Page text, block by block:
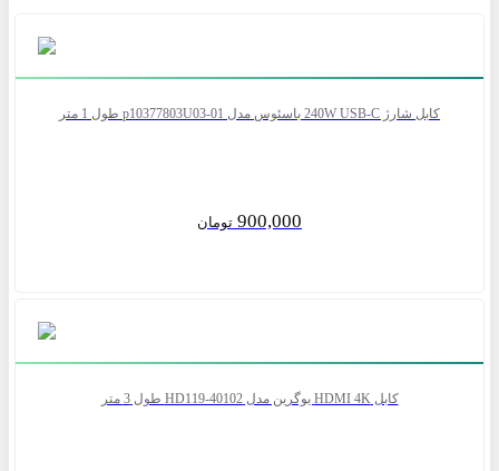
کابل شارژ 240W USB-C باسئوس مدل p10377803U03-01 طول 1 متر
900,000 تومان
کابل HDMI 4K یوگرین مدل HD119-40102 طول 3 متر